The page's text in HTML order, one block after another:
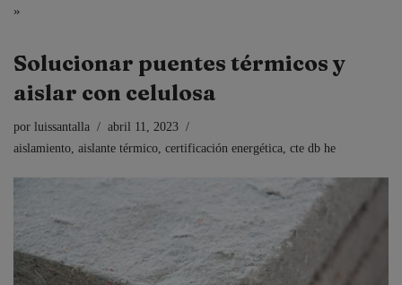
»
Solucionar puentes térmicos y
aislar con celulosa
por luissantalla
abril 11, 2023
aislamiento aislante térmico certificación energética cte db he